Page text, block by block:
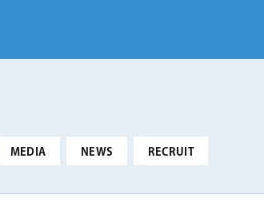
MEDIA NEWS RECRUIT